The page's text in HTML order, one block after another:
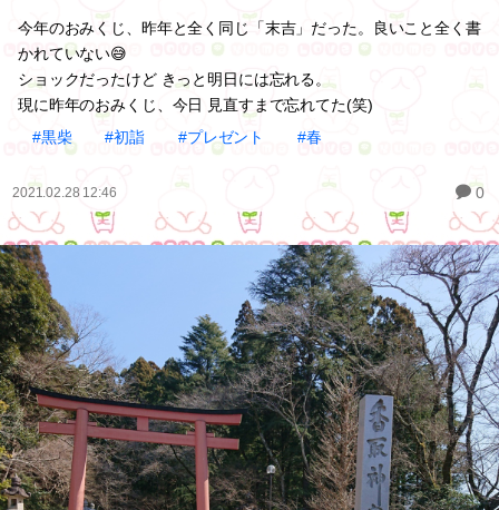
今年のおみくじ、昨年と全く同じ「末吉」だった。良いこと全く書
かれていない😅
ショックだったけど きっと明日には忘れる。
現に昨年のおみくじ、今日 見直すまで忘れてた(笑)
#黒柴
#初詣 #プレゼント #春
2021.02.28 12:46 0